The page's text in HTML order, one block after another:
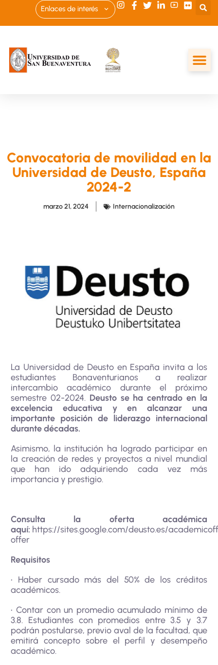
Enlaces de interés
Convocatoria de movilidad en la
Universidad de Deusto, España
2024-2
marzo 21, 2024 Internacionalización
La Universidad de Deusto en España invita a los
estudiantes Bonaventurianos a realizar
intercambio académico durante el próximo
semestre 02-2024. Deusto se ha centrado en la
excelencia educativa y en alcanzar una
importante posición de liderazgo internacional
durante décadas.
Asimismo, la institución ha logrado participar en
la creación de redes y proyectos a nivel mundial
que han ido adquiriendo cada vez más
importancia y prestigio.
Consulta la oferta académica
aquí: https://sites.google.com/deusto.es/
offer
Requisitos
• Haber cursado más del 50% de los créditos
académicos.
• Contar con un promedio acumulado mínimo de
3.8. Estudiantes con promedios entre 3.5 y 3.7
podrán postularse, previo aval de la facultad, que
emitirá concepto sobre el perfil y desempeño
académico.